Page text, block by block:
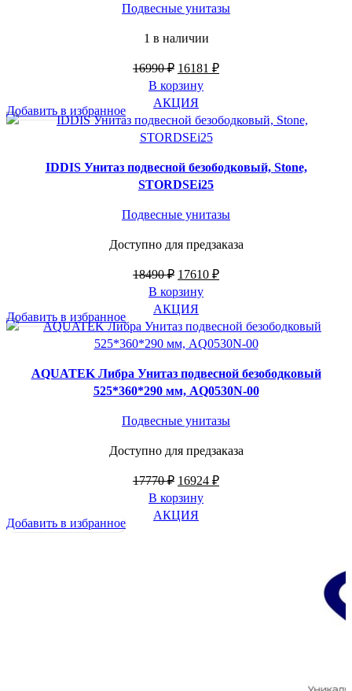
Подвесные унитазы
1 в наличии
16990₽ Первоначальная
цена
составляла
16990 ₽.
16181 ₽Текущая
В корзину
АКЦИЯ
Добавить в избранное
IDDIS Унитаз подвесной безободковый, Stone,
STORDSEi25
Подвесные унитазы
Доступно для предзаказа
18490₽ Первоначальная
цена
составляла
18490 ₽.
17610 ₽Текущая
В корзину
АКЦИЯ
Добавить в избранное
AQUATEK Либра Унитаз подвесной безободковый
525*360*290 мм, AQ0530N-00
Подвесные унитазы
Доступно для предзаказа
17770₽ Первоначальная
цена
составляла
16924 ₽Текущая
В корзину
АКЦИЯ
Добавить в избранное